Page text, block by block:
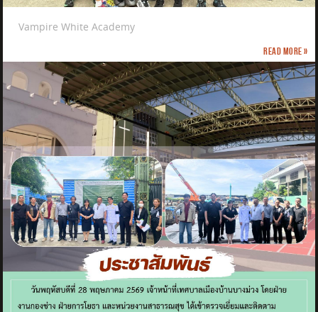
Vampire White Academy
Read more »